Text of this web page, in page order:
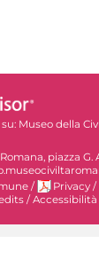
Museo della
piazza G.
/ Privacy /
/